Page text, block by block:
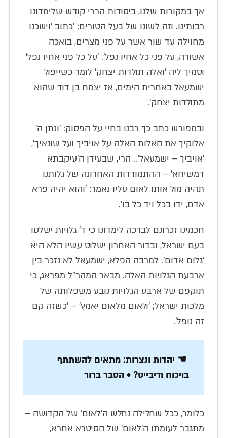
אך במקורות שלנו, ביסודות הררי קודש שלימדונו
רבותינו. וזה לשונו של בעל הטורים: 'כתוב 'וישכנו
מחוילה עד שור אשר על פני מצרים, בואכה
אשורה, על פני כל אחיו נפל'. 'על כל פני אחיו נפל'
וסמיך ליה 'ואלה תולדות יצחק' לומר כשייפול
ישמעאל באחרית הימים, אז יצמח בן דוד שהוא
מתולדות יצחק'.
ובמפורש כתב כך רבנו בחיי על הפסוק: 'ונתן ה'
אלוקיך את האלות האלה על אויביך ועל שונאיך',
'אויביך – ישמעאל'.. הרי, שבעידן ה'עיקבתא
דמשיחא' – ההתמודדות האחרונה של גלותנו
תהיה מול אותו לאום עליו נאמר: 'והוא יהיה פרא
אדם, ידו בכל ויד כל בו'.
חכמינו זכרונם לברכה לימדונו כי ד' גלויות ישלטו
בעם ישראל, ובדור האחרון ישלוט עשיו הלא היא
'גלום אדום'. למרבה הפלא, ישמעאל לא נזכר בין
ארבעת הגלויות האלה. מבאר המהר"ל מפראג, כי
תוקפם של ארבע הגלויות נובע משפלותה של
מלכות ישראל; 'ולאום מלאום יאמץ' – 'כשזה קם
זה נופל'.
☚ יהדות ונצרות: מתאים להשתתף
בויכוח ודיבייט? • הסבר ברור
כלומר, ככל שחלילה נחלש ה'לאום' של הקדושה –
מתגבר לעומתו ה'לאום' של הסיטרא אחרא,